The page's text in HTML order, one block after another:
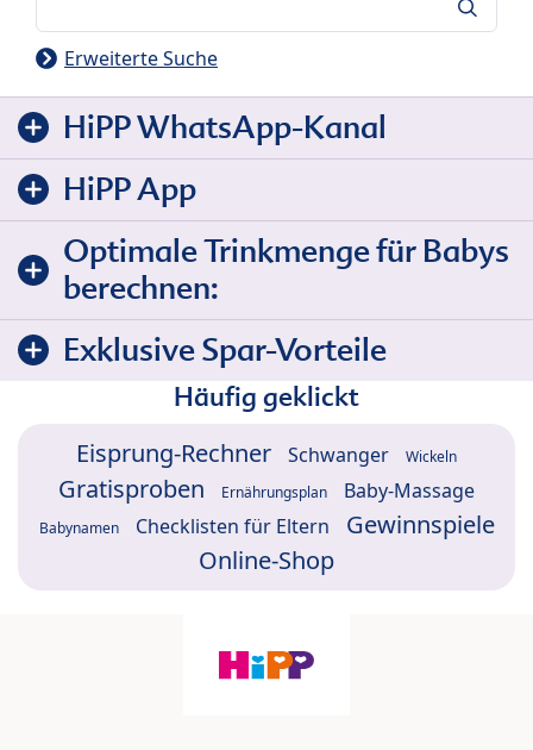
Erweiterte Suche
HiPP WhatsApp-Kanal
HiPP App
Optimale Trinkmenge für Babys
berechnen:
Exklusive Spar-Vorteile
Häufig geklickt
Eisprung-Rechner Schwanger Wickeln
Gratisproben Ernährungsplan Baby-Massage
Babynamen Checklisten für Eltern
Gewinnspiele
Online-Shop